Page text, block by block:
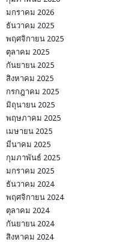
มกราคม 2026
ธันวาคม 2025
พฤศจิกายน 2025
ตุลาคม 2025
กันยายน 2025
สิงหาคม 2025
กรกฎาคม 2025
มิถุนายน 2025
พฤษภาคม 2025
เมษายน 2025
มีนาคม 2025
กุมภาพันธ์ 2025
มกราคม 2025
ธันวาคม 2024
พฤศจิกายน 2024
ตุลาคม 2024
กันยายน 2024
สิงหาคม 2024